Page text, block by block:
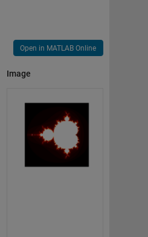
Open in MATLAB Online
Image